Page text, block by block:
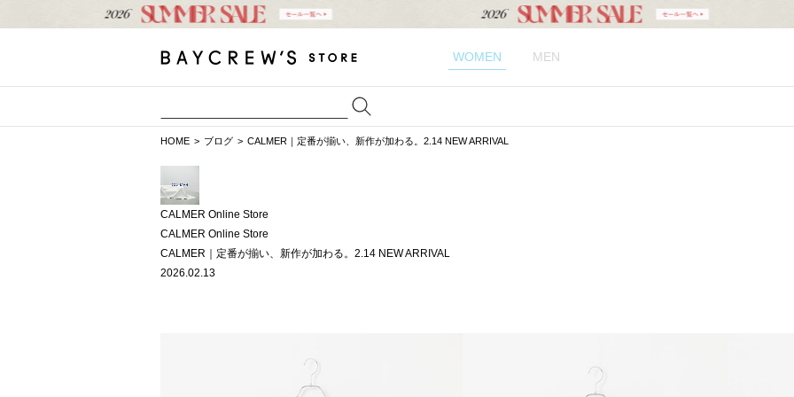
WOMEN MEN
HOME ブログ CALMER｜定番が揃い、新作が加わる。2.14 NEW ARRIVAL
CALMER Online Store
CALMER Online Store
CALMER｜定番が揃い、新作が加わる。2.14 NEW ARRIVAL
2026.02.13